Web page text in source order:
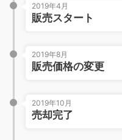
2019年4月
販売スタート
2019年8月
販売価格の変更
2019年10月
売却完了